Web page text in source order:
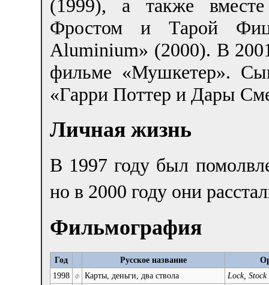
(1999), а также
Фростом и Тарой
Aluminium» (2000). В
фильме «Мушкетер».
«Гарри Поттер и Дары
Личная жизнь
В 1997 году был
но в 2000 году они
Фильмография
Год Русское название
1998
ф Карты, деньги, два ствола
Lock,